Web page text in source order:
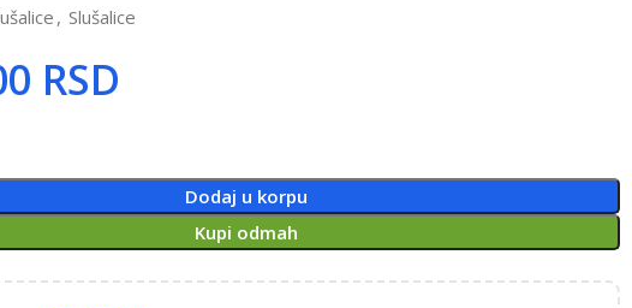
, Slušalice
RSD
Dodaj u korpu
Kupi odmah